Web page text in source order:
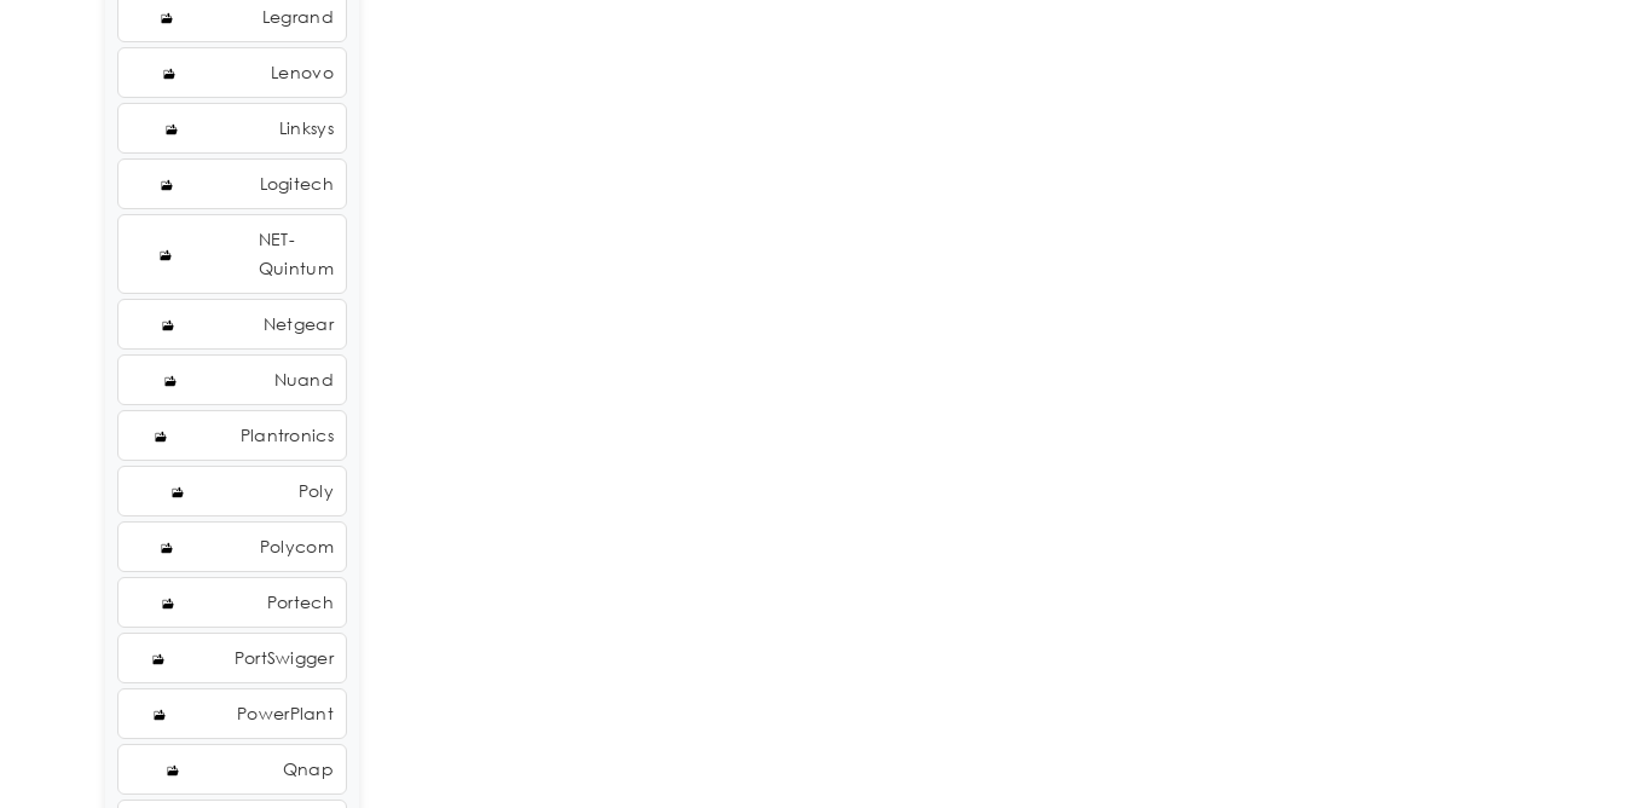
Legrand
Lenovo
Linksys
Logitech
NET-
Quintum
Netgear
Nuand
Plantronics
Poly
Polycom
Portech
PortSwigger
PowerPlant
Qnap